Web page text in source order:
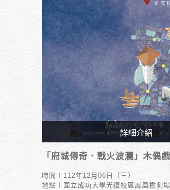
詳細介紹
時間︱112年12月06日（三）
地點︱國立成功大學光復校區鳳凰
「府城傳奇．戰火波瀾」木偶戲
時間︱112年12月06日（三）
地點︱國立成功大學光復校區鳳凰樹劇場